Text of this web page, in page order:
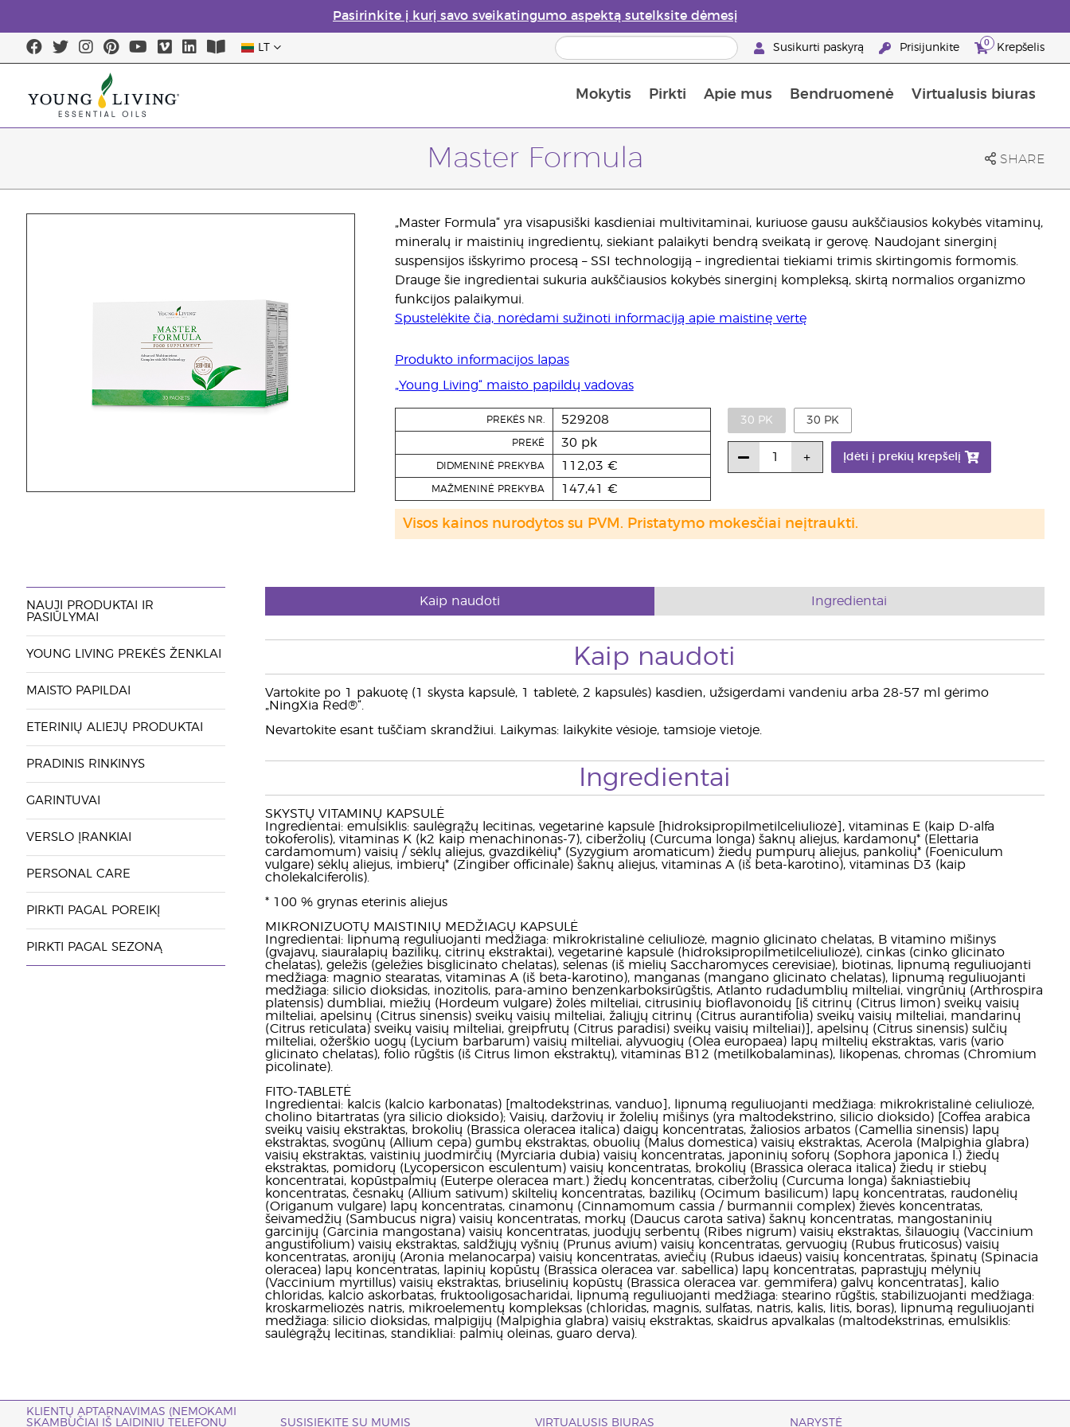
Pasirinkite į kurį savo sveikatingumo aspektą sutelksite dėmesį
LT Susikurti paskyrą Prisijunkite 0 Krepšelis
Mokytis Pirkti Apie mus Bendruomenė Virtualusis biuras
Master Formula SHARE
„Master Formula“ yra visapusiški kasdieniai multivitaminai, kuriuose gausu aukščiausios kokybės vitaminų,
mineralų ir maistinių ingredientų, siekiant palaikyti bendrą sveikatą ir gerovę. Naudojant sinerginį
suspensijos išskyrimo procesą – SSI technologiją – ingredientai tiekiami trimis skirtingomis formomis.
Drauge šie ingredientai sukuria aukščiausios kokybės sinerginį kompleksą, skirtą normalios organizmo
funkcijos palaikymui.
Spustelėkite čia, norėdami sužinoti informaciją apie maistinę vertę
Produkto informacijos lapas
„Young Living“ maisto papildų vadovas
PREKĖS NR. 529208
PREKĖ 30 pk
DIDMENINĖ PREKYBA 112,03 €
MAŽMENINĖ PREKYBA 147,41 €
30 PK 30 PK
Įdėti į prekių krepšelį
Visos kainos nurodytos su PVM. Pristatymo mokesčiai neįtraukti.
NAUJI PRODUKTAI IR
PASIŪLYMAI
YOUNG LIVING PREKĖS ŽENKLAI
MAISTO PAPILDAI
ETERINIŲ ALIEJŲ PRODUKTAI
PRADINIS RINKINYS
GARINTUVAI
VERSLO ĮRANKIAI
PERSONAL CARE
PIRKTI PAGAL POREIKĮ
PIRKTI PAGAL SEZONĄ
Kaip naudoti Ingredientai
Kaip naudoti
Vartokite po 1 pakuotę (1 skysta kapsulė, 1 tabletė, 2 kapsulės) kasdien, užsigerdami vandeniu arba 28-57 ml gėrimo
„NingXia Red®“.
Nevartokite esant tuščiam skrandžiui. Laikymas: laikykite vėsioje, tamsioje vietoje.
Ingredientai
SKYSTŲ VITAMINŲ KAPSULĖ
Ingredientai: emulsiklis: saulėgrąžų lecitinas, vegetarinė kapsulė [hidroksipropilmetilceliuliozė], vitaminas E (kaip D-alfa
tokoferolis), vitaminas K (k2 kaip menachinonas-7), ciberžolių (Curcuma longa) šaknų aliejus, kardamonų* (Elettaria
cardamomum) vaisių / sėklų aliejus, gvazdikėlių* (Syzygium aromaticum) žiedų pumpurų aliejus, pankolių* (Foeniculum
vulgare) sėklų aliejus, imbierų* (Zingiber officinale) šaknų aliejus, vitaminas A (iš beta-karotino), vitaminas D3 (kaip
cholekalciferolis).
* 100 % grynas eterinis aliejus
MIKRONIZUOTŲ MAISTINIŲ MEDŽIAGŲ KAPSULĖ
Ingredientai: lipnumą reguliuojanti medžiaga: mikrokristalinė celiuliozė, magnio glicinato chelatas, B vitamino mišinys
(gvajavų, siauralapių bazilikų, citrinų ekstraktai), vegetarinė kapsulė (hidroksipropilmetilceliuliozė), cinkas (cinko glicinato
chelatas), geležis (geležies bisglicinato chelatas), selenas (iš mielių Saccharomyces cerevisiae), biotinas, lipnumą reguliuojanti
medžiaga: magnio stearatas, vitaminas A (iš beta-karotino), manganas (mangano glicinato chelatas), lipnumą reguliuojanti
medžiaga: silicio dioksidas, inozitolis, para-amino benzenkarboksirūgštis, Atlanto rudadumblių milteliai, vingrūnių (Arthrospira
platensis) dumbliai, miežių (Hordeum vulgare) žolės milteliai, citrusinių bioflavonoidų [iš citrinų (Citrus limon) sveikų vaisių
milteliai, apelsinų (Citrus sinensis) sveikų vaisių milteliai, žaliųjų citrinų (Citrus aurantifolia) sveikų vaisių milteliai, mandarinų
(Citrus reticulata) sveikų vaisių milteliai, greipfrutų (Citrus paradisi) sveikų vaisių milteliai)], apelsinų (Citrus sinensis) sulčių
milteliai, ožerškio uogų (Lycium barbarum) vaisių milteliai, alyvuogių (Olea europaea) lapų miltelių ekstraktas, varis (vario
glicinato chelatas), folio rūgštis (iš Citrus limon ekstraktų), vitaminas B12 (metilkobalaminas), likopenas, chromas (Chromium
picolinate).
FITO-TABLETĖ
Ingredientai: kalcis (kalcio karbonatas) [maltodekstrinas, vanduo], lipnumą reguliuojanti medžiaga: mikrokristalinė celiuliozė,
cholino bitartratas (yra silicio dioksido); Vaisių, daržovių ir žolelių mišinys (yra maltodekstrino, silicio dioksido) [Coffea arabica
sveikų vaisių ekstraktas, brokolių (Brassica oleracea italica) daigų koncentratas, žaliosios arbatos (Camellia sinensis) lapų
ekstraktas, svogūnų (Allium cepa) gumbų ekstraktas, obuolių (Malus domestica) vaisių ekstraktas, Acerola (Malpighia glabra)
vaisių ekstraktas, vaistinių juodmirčių (Myrciaria dubia) vaisių koncentratas, japoninių soforų (Sophora japonica l.) žiedų
ekstraktas, pomidorų (Lycopersicon esculentum) vaisių koncentratas, brokolių (Brassica oleraca italica) žiedų ir stiebų
koncentratai, kopūstpalmių (Euterpe oleracea mart.) žiedų koncentratas, ciberžolių (Curcuma longa) šakniastiebių
koncentratas, česnakų (Allium sativum) skiltelių koncentratas, bazilikų (Ocimum basilicum) lapų koncentratas, raudonėlių
(Origanum vulgare) lapų koncentratas, cinamonų (Cinnamomum cassia / burmannii complex) žievės koncentratas,
šeivamedžių (Sambucus nigra) vaisių koncentratas, morkų (Daucus carota sativa) šaknų koncentratas, mangostaninių
garcinijų (Garcinia mangostana) vaisių koncentratas, juodųjų serbentų (Ribes nigrum) vaisių ekstraktas, šilauogių (Vaccinium
angustifolium) vaisių ekstraktas, saldžiųjų vyšnių (Prunus avium) vaisių koncentratas, gervuogių (Rubus fruticosus) vaisių
koncentratas, aronijų (Aronia melanocarpa) vaisių koncentratas, aviečių (Rubus idaeus) vaisių koncentratas, špinatų (Spinacia
oleracea) lapų koncentratas, lapinių kopūstų (Brassica oleracea var. sabellica) lapų koncentratas, paprastųjų mėlynių
(Vaccinium myrtillus) vaisių ekstraktas, briuselinių kopūstų (Brassica oleracea var. gemmifera) galvų koncentratas], kalio
chloridas, kalcio askorbatas, fruktooligosacharidai, lipnumą reguliuojanti medžiaga: stearino rūgštis, stabilizuojanti medžiaga:
kroskarmeliozės natris, mikroelementų kompleksas (chloridas, magnis, sulfatas, natris, kalis, litis, boras), lipnumą reguliuojanti
medžiaga: silicio dioksidas, malpigijų (Malpighia glabra) vaisių ekstraktas, skaidrus apvalkalas (maltodekstrinas, emulsiklis:
saulėgrąžų lecitinas, standikliai: palmių oleinas, guaro derva).
KLIENTŲ APTARNAVIMAS (NEMOKAMI
SKAMBUČIAI IŠ LAIDINIŲ TELEFONŲ
SUSISIEKITE SU MUMIS VIRTUALUSIS BIURAS NARYSTĖ